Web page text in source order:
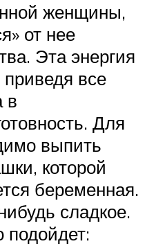
женщины,
от нее
Эта энергия
все
в
Для
выпить
которой
беременная.
сладкое.
подойдет: